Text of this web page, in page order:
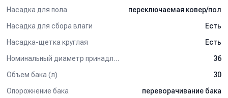
Насадка для пола
переключаемая ковер/пол
Насадка для сбора влаги
Есть
Насадка-щетка круглая
Есть
Номинальный диаметр принадлежностей, мм
36
Объем бака (л)
30
Опорожнение бака
переворачивание бака